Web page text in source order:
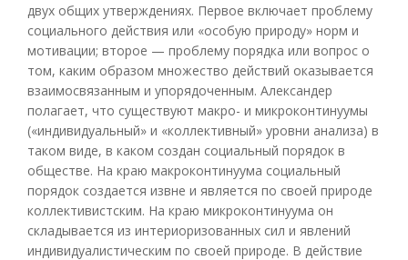
двух общих утверждениях. Первое включает проблему
социального действия или «особую природу» норм и
мотивации; второе — проблему порядка или вопрос о
том, каким образом множество действий оказывается
взаимосвязанным и упорядоченным. Александер
полагает, что существуют макро- и микроконтинуумы
(«индивидуальный» и «коллективный» уровни анализа) в
таком виде, в каком создан социальный порядок в
обществе. На краю макроконтинуума социальный
порядок создается извне и является по своей природе
коллективистским. На краю микроконтинуума он
складывается из интериоризованных сил и явлений
индивидуалистическим по своей природе. В действие